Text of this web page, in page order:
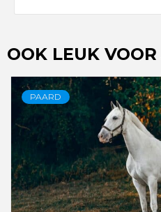
OOK LEUK
PAARD